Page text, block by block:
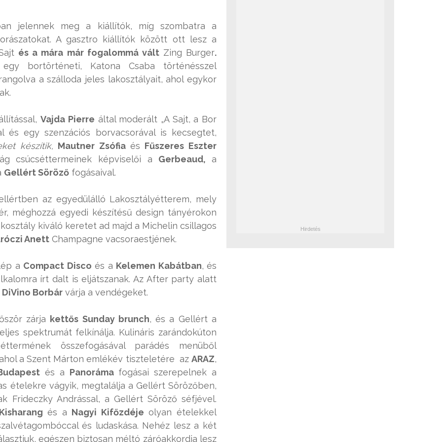
jelennek meg a kiállítók, míg szombatra a
A gasztro kiállítók között ott lesz a
és a mára már fogalommá vált Zing Burger.
bortörténeti, Katona Csaba történésszel
a szálloda jeles lakosztályait, ahol egykor
Vajda Pierre által moderált „A Sajt, a Bor
és egy szenzációs borvacsorával is kecsegtet,
készítik, Mautner Zsófiaés Fűszeres Eszter
csúcséttermeinek képviselői a Gerbeaud, a
Gellért Söröző fogásaival.
az egyedülálló Lakosztályétterem, mely
méghozzá egyedi készítésű design tányérokon
kiváló keretet ad majd a Michelin csillagos
Anett Champagne vacsoraestjének.
a Compact Disco és a Kelemen Kabátban, és
írt dalt is eljátszanak. Az After party alatt
DiVino Borbár várja a vendégeket.
zárja kettős Sunday brunch, és a Gellért a
spektrumát felkínálja. Kulináris zarándokúton
összefogásával parádés menüből
a Szent Márton emlékév tiszteletére az ARAZ,
és a Panorámafogásai szerepelnek a
ételekre vágyik, megtalálja a Gellért Sörözőben,
Frideczky Andrással, a Gellért Söröző séfjével.
és a Nagyi Kifőzdéje olyan ételekkel
és ludaskása. Nehéz lesz a két
egészen biztosan méltó záróakkordja lesz